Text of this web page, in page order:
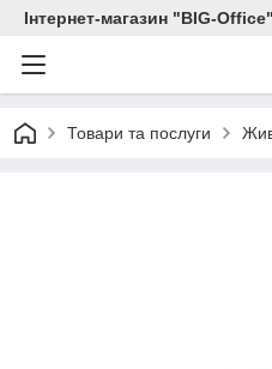
Інтернет-магазин "BIG-Office"
Товари та послуги